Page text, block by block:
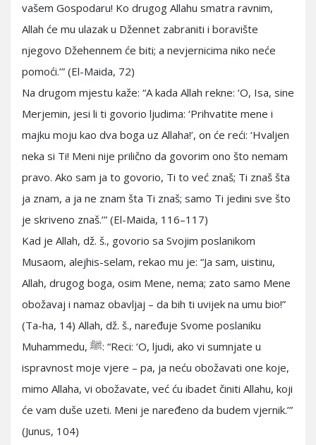
vašem Gospodaru! Ko drugog Allahu smatra ravnim,
Allah će mu ulazak u Džennet zabraniti i boravište
njegovo Džehennem će biti; a nevjernicima niko neće
pomoći.’” (El-Maida, 72)
Na drugom mjestu kaže: “A kada Allah rekne: ‘O, Isa, sine
Merjemin, jesi li ti govorio ljudima: ‘Prihvatite mene i
majku moju kao dva boga uz Allaha!’, on će reći: ‘Hvaljen
neka si Ti! Meni nije prilično da govorim ono što nemam
pravo. Ako sam ja to govorio, Ti to već znaš; Ti znaš šta
ja znam, a ja ne znam šta Ti znaš; samo Ti jedini sve što
je skriveno znaš.’” (El-Maida, 116–117)
Kad je Allah, dž. š., govorio sa Svojim poslanikom
Musaom, alejhis-selam, rekao mu je: “Ja sam, uistinu,
Allah, drugog boga, osim Mene, nema; zato samo Mene
obožavaj i namaz obavljaj – da bih ti uvijek na umu bio!”
(Ta-ha, 14) Allah, dž. š., naređuje Svome poslaniku
Muhammedu, ﷺ: “Reci: ‘O, ljudi, ako vi sumnjate u
ispravnost moje vjere – pa, ja neću obožavati one koje,
mimo Allaha, vi obožavate, već ću ibadet činiti Allahu, koji
će vam duše uzeti. Meni je naređeno da budem vjernik.’”
(Junus, 104)